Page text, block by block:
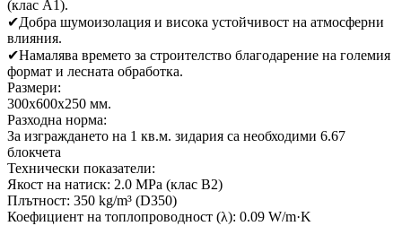
(клас A1).
✔Добра шумоизолация и висока устойчивост на атмосферни
влияния.
✔Намалява времето за строителство благодарение на големия
формат и лесната обработка.
Размери:
300х600х250 мм.
Разходна норма:
За изграждането на 1 кв.м. зидария са необходими 6.67
блокчета
Технически показатели:
Якост на натиск: 2.0 MPa (клас B2)
Плътност: 350 kg/m³ (D350)
Коефициент на топлопроводност (λ): 0.09 W/m·K